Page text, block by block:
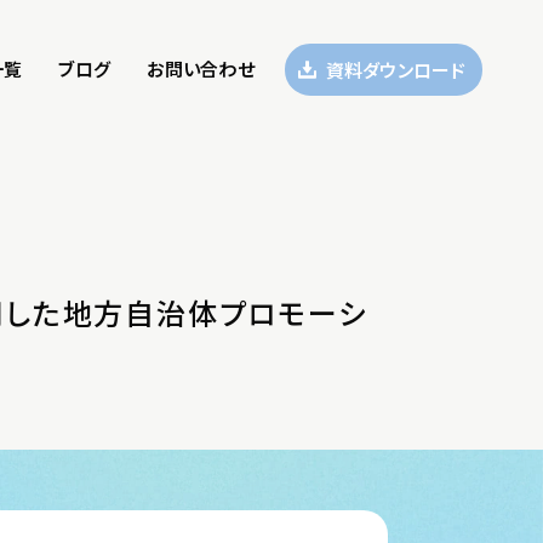
ブログ お問い合わせ 資料ダウンロード
た地方自治体プロモーシ